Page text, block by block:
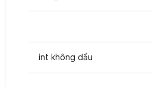
int không dấu